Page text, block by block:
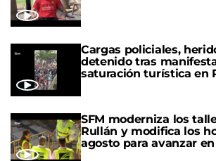
Cargas policiales,
detenido tras
saturación turística en
SFM moderniza los
Rullán y modifica los
agosto para avanzar